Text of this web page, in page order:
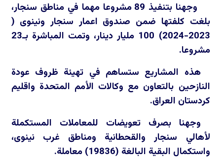
وجهنا بتنفيذ 89 مشروعا مهما في مناطق سنجار،
بلغت كلفتها ضمن صندوق اعمار سنجار ونينوى (
2023-2024) 100 مليار دينار، وتمت المباشرة بـ23
مشروعا.
هذه المشاريع ستساهم في تهيئة ظروف عودة
النازحين بالتعاون مع وكالات الأمم المتحدة واقليم
كردستان العراق.
وجهنا بصرف تعويضات للمعاملات المستكملة
لأهالي سنجار والقحطانية ومناطق غرب نينوى،
واستكمال البقية البالغة (19836) معاملة.